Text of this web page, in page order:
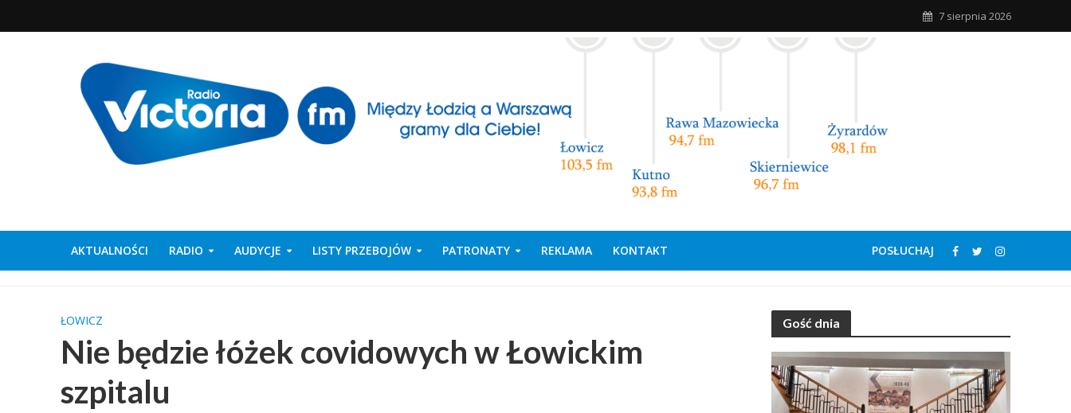
7 sierpnia 2026
AKTUALNOŚCI RADIO AUDYCJE LISTY PRZEBOJÓW PATRONATY REKLAMA KONTAKT POSŁUCHAJ
ŁOWICZ
Nie będzie łóżek covidowych w Łowickim
szpitalu
Gość dnia